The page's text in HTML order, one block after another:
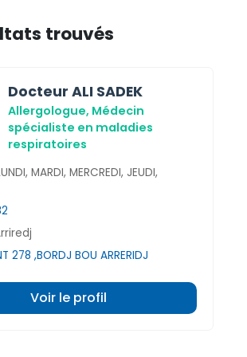
trouvés
Docteur ALI SADEK
Allergologue, Médecin
spécialiste en maladies
respiratoires
MARDI, MERCREDI, JEUDI,
278 ,BORDJ BOU ARRERIDJ
Voir le profil